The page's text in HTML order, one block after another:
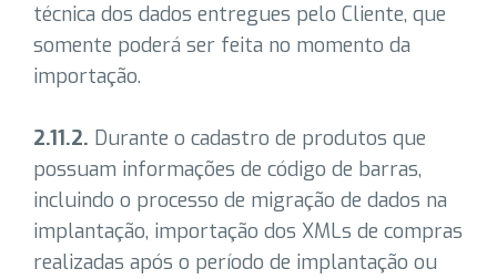
técnica dos dados entregues pelo Cliente, que
somente poderá ser feita no momento da
importação.
2.11.2. Durante o cadastro de produtos que
possuam informações de código de barras,
incluindo o processo de migração de dados na
implantação, importação dos XMLs de compras
realizadas após o período de implantação ou